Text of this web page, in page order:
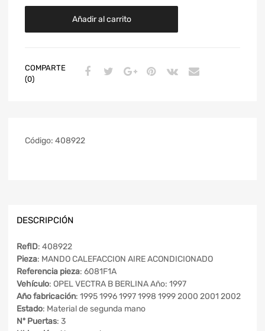
Añadir al carrito
COMPARTE
(0)
Código: 408922
DESCRIPCIÓN
RefID: 408922
Pieza: MANDO CALEFACCION AIRE ACONDICIONADO
Referencia pieza: 6081F1A
Vehículo: OPEL VECTRA B BERLINA Año: 1997
Año fabricación: 1995 1996 1997 1998 1999 2000 2001 2002
Estado: Material de segunda mano
Nº Puertas: 3